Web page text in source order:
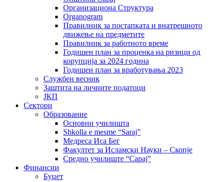
Организациона Структура
Organogram
Правилник за постапката и внатрешното
движење на предметите
Правилник за работното време
Годишен план за проценка на ризици од
корупција за 2024 година
Годишен план за вработувања 2023
Службен весник
Заштита на личните податоци
ЈКП
Сектори
Образование
Основни училишта
Shkolla e mesme “Saraj”
Медреса Иса Бег
Факултет за Исламски Науки – Скопје
Средно училиште “Сарај”
Финансии
Буџет